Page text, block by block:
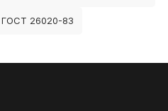
26020-83